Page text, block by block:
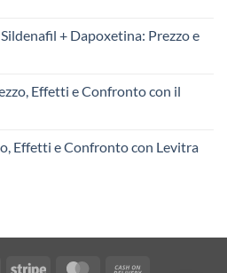
+ Dapoxetina: Prezzo e
Effetti e Confronto con il
Effetti e Confronto con Levitra
Stripe MasterCard